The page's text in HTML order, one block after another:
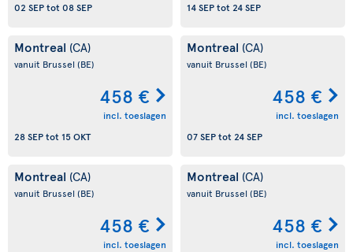
02 SEPtot 08 SEP
14 SEPtot 24 SEP
Montreal (CA)
vanuit Brussel (BE)
458 €
incl. toeslagen
28 SEPtot 15 OKT
Montreal (CA)
vanuit Brussel (BE)
458 €
incl. toeslagen
07 SEPtot 24 SEP
Montreal (CA)
vanuit Brussel (BE)
458 €
incl. toeslagen
Montreal (CA)
vanuit Brussel (BE)
458 €
incl. toeslagen